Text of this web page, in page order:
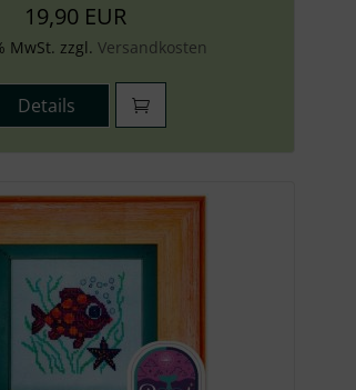
19,90 EUR
MwSt. zzgl. Versandkosten
Details